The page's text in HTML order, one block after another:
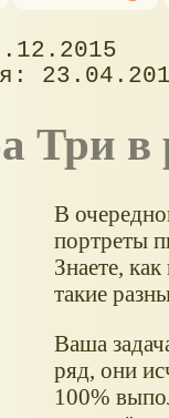
Три
В
портреты
Знаете,
такие
Ваша
ряд, они
100%